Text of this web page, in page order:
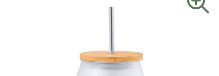
Vrije tijd & outdoor